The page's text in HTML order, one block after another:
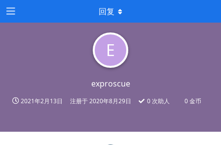
E
exproscue
2021年2月13日 注册于2020年8月29日 0 次助人 0 金币
回复